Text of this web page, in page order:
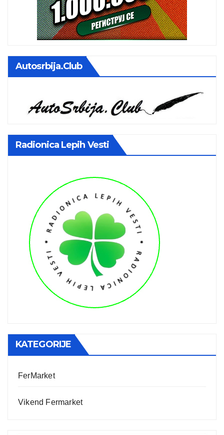
Autosrbija.club
Radionica Lepih Vesti
KATEGORIJE
FerMarket
Vikend Fermarket